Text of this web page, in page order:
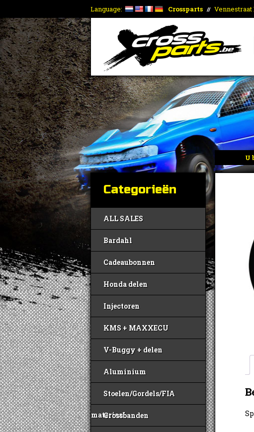
Language: Crossparts // Vennestraat
U
Categorieën
ALL SALES
Bardahl
Cadeaubonnen
Honda delen
Injectoren
KMS + MAXXECU
V-Buggy + delen
Aluminium
Stoelen/Gordels/FIA
materiaal
Crossbanden